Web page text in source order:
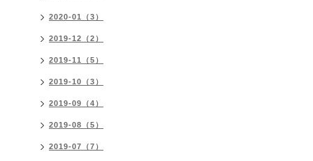
2020-01（3）
2019-12（2）
2019-11（5）
2019-10（3）
2019-09（4）
2019-08（5）
2019-07（7）